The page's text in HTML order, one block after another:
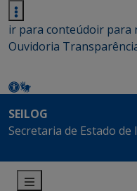
ir para conteúdoir para
Ouvidoria
SEILOG
Secretaria de Estado